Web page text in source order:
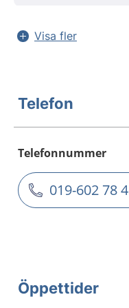
Visa fler
Telefon
Telefonnummer
019-602 78
Öppettider